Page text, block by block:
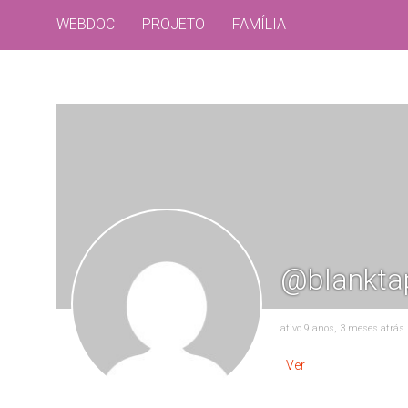
WEBDOC PROJETO FAMÍLIA
ativo 9 anos, 3 meses atrás
Ver